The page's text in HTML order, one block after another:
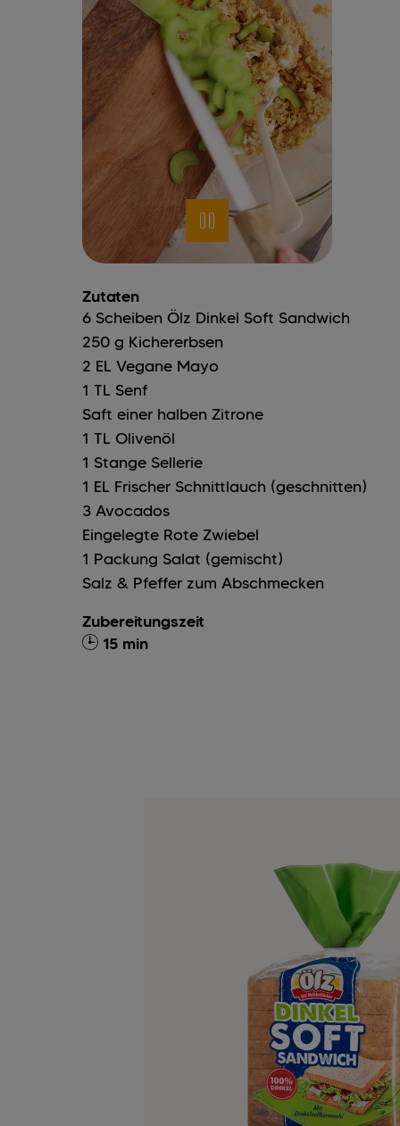
Zutaten
6 Scheiben Ölz Dinkel Soft Sandwich
250 g Kichererbsen
2 EL Vegane Mayo
1 TL Senf
Saft einer halben Zitrone
1 TL Olivenöl
1 Stange Sellerie
1 EL Frischer Schnittlauch (geschnitten)
3 Avocados
Eingelegte Rote Zwiebel
1 Packung Salat (gemischt)
Salz & Pfeffer zum Abschmecken
Zubereitungszeit
15 min